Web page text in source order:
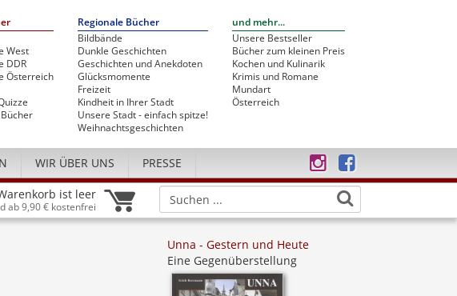
West
DDR
Österreich
Regionale Bücher
Bildbände
Dunkle Geschichten
Geschichten und Anekdoten
Glücksmomente
Freizeit
Kindheit in Ihrer Stadt
Unsere Stadt - einfach spitze!
Weihnachtsgeschichten
und mehr...
Unsere Bestseller
Bücher zum kleinen Preis
Kochen und Kulinarik
Krimis und Romane
Mundart
Österreich
WIR ÜBER UNS PRESSE
ist leer
ab 9,90 € kostenfrei
Unna - Gestern und Heute
Eine Gegenüberstellung